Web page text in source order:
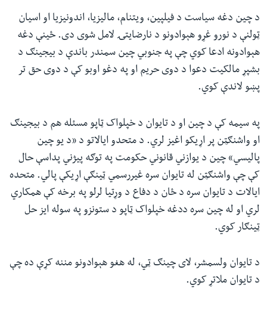
د چین دغه سیاست د فیلپین، ویتنام، مالیزیا، اندونیزیا او اسیان
ټولنې د نورو غړو هېوادونو د نارضایتۍ لامل شوی دی. ځینې دغه
هېوادونه ادعا کوي چې په جنوبي چین سمندر باندې د بیجینګ د
بشپړ مالکیت دعوا د دوی حریم او په دغو اوبو کې د دوی حق تر
پښو لاندې کوي.
په سیمه کې د چین او د تایوان د خپلواک ټاپو مسئله هم د بیجینګ
او واشنګټن پر اړیکو اغیز لري. د متحدو ایالاتو د «د یو چین
پالیسي» چین د یوازني قانوني حکومت په توګه پیژني پداسې حال
کې چې واشنګټن له تایوان سره غیررسمي ټینګې اړیکې پالي. متحده
ایالات د تایوان سره د ځان د دفاع د وړتیا لرلو په برخه کې همکاري
لري او له چین سره ددغه خپلواک ټاپو د ستونزو په سوله ایز حل
ټینګار کوي.
د تایوان ولسمشر، لای چینګ ټي، له هغو هېوادونو مننه کړې ده چې
د تایوان ملاتړ کوي.